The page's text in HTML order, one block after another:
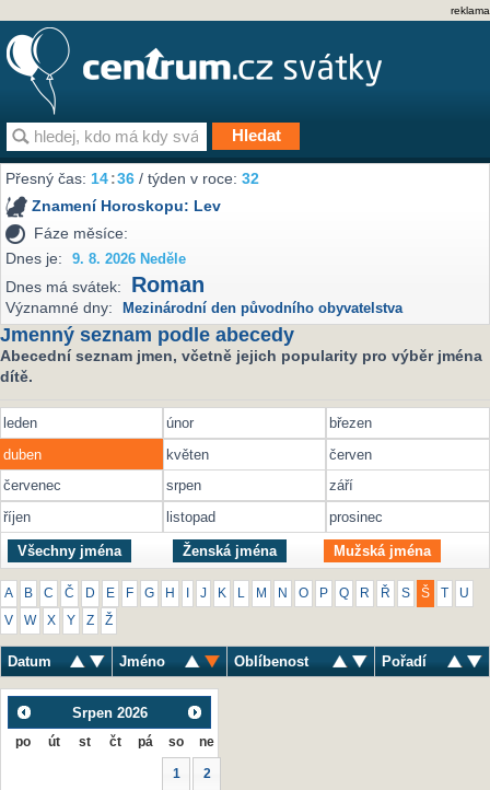
reklama
Přesný čas:14:36 / týden v roce:32
Znamení Horoskopu: Lev
Fáze měsíce:
Dnes je:
9. 8. 2026 Neděle
Dnes má svátek: Roman
Významné dny: Mezinárodní den původního obyvatelstva
Jmenný seznam podle abecedy
Abecední seznam jmen, včetně jejich popularity pro výběr jména
dítě.
leden únor
březen
duben
květen
červen
červenec
srpen
září
říjen
listopad prosinec
Všechny jména Ženská jména Mužská jména
A B C Č D E F G H J K M N O P Q R Ř S Š U
V W X Y Z Ž
Datum Jméno Oblíbenost Pořadí
Srpen 2026
po út st čt pá so ne
1 2